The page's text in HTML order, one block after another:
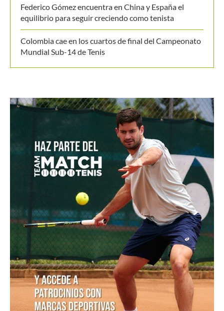
Federico Gómez encuentra en China y España el
equilibrio para seguir creciendo como tenista
Colombia cae en los cuartos de final del Campeonato
Mundial Sub-14 de Tenis